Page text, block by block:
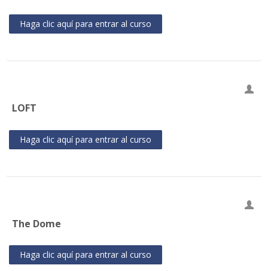
Haga clic aquí para entrar al curso
LOFT
Haga clic aquí para entrar al curso
The Dome
Haga clic aquí para entrar al curso